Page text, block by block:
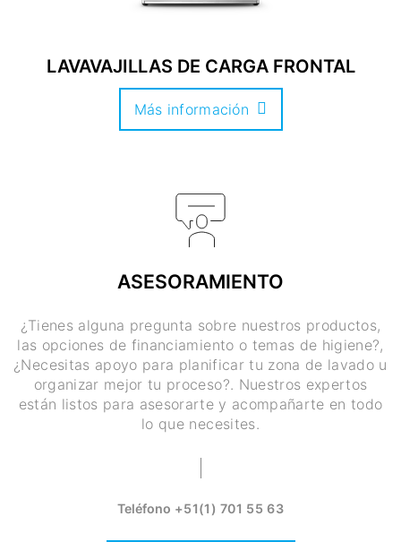
LAVAVAJILLAS DE CARGA FRONTAL
Más información
ASESORAMIENTO
¿Tienes alguna pregunta sobre nuestros productos,
las opciones de financiamiento o temas de higiene?,
¿Necesitas apoyo para planificar tu zona de lavado u
organizar mejor tu proceso?. Nuestros expertos
están listos para asesorarte y acompañarte en todo
lo que necesites.
Teléfono +51(1) 701 55 63